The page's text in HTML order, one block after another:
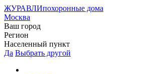
ЖУРАВЛИпохоронные дома
Москва
Ваш город
Регион
Населенный пункт
Да Выбрать другой